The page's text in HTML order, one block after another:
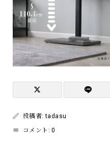
投稿者:tadasu
コメント:0